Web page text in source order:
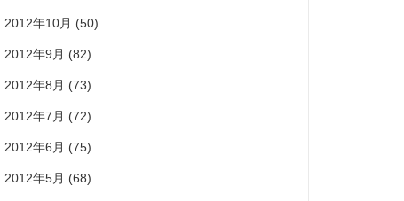
2012年10月 (50)
2012年9月 (82)
2012年8月 (73)
2012年7月 (72)
2012年6月 (75)
2012年5月 (68)